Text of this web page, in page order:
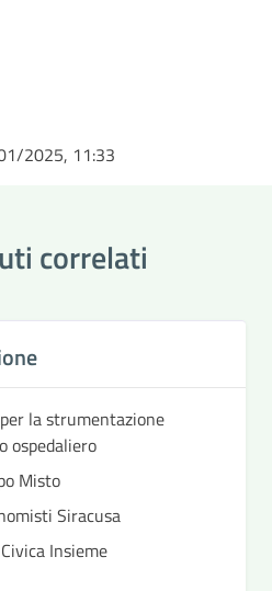
2025, 11:33
correlati
la strumentazione
ospedaliero
Misto
Siracusa
Insieme